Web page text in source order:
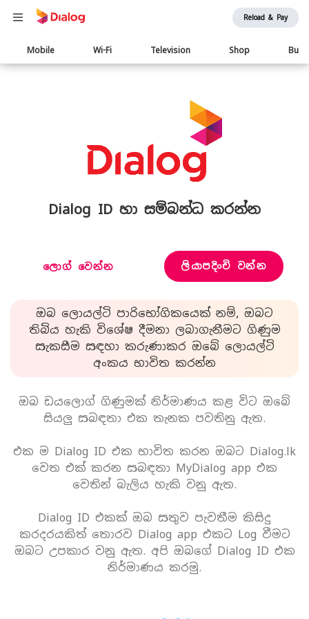
Reload & Pay
Main
navigation
Mobile Wi-Fi Television Shop
Dialog ID හා සම්බන්ධ කරන්න
ලොග් වෙන්න ලියාපදිංචි වන්න
ඔබ ලොයල්ටි පාරිභෝගිකයෙක් නම්, ඔබට
තිබිය හැකි විශේෂ දීමනා ලබාගැනීමට ගිණුම
සැකසීම සඳහා කරුණාකර ඔබේ ලොයල්ටි
අංකය භාවිත කරන්න
ඔබ ඩයලොග් ගිණුමක් නිර්මාණය කළ විට ඔබේ
සියලු සබඳතා එක තැනක පවතිනු ඇත.
එක ම Dialog ID එක භාවිත කරන ඔබට Dialog.lk
වෙත එක් කරන සබඳතා MyDialog app එක
වෙතින් බැලිය හැකි වනු ඇත.
Dialog ID එකක් ඔබ සතුව පැවතීම කිසිදු
කරදරයකිත් තොරව Dialog app එකට Log වීමට
ඔබට උපකාර වනු ඇත. අපි ඔබගේ Dialog ID එක
නිර්මාණය කරමු.